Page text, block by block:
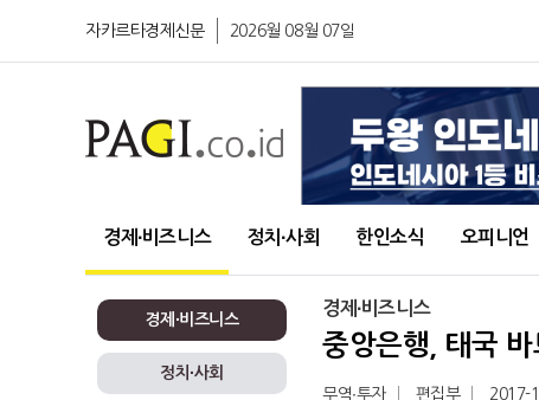
자카르타경제신문 2026월 08월 07일
경제∙비즈니스 정치∙사회 한인소식 오피니언
경제∙비즈니스
정치∙사회
경제∙비즈니스
중앙은행, 태국
무역∙투자 편집부 2017-